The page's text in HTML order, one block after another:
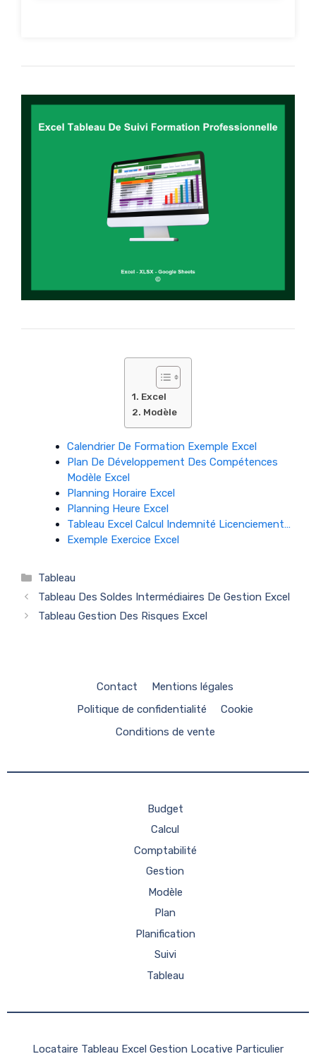
Excel
Modèle
Calendrier De Formation Exemple Excel
Plan De Développement Des Compétences
Modèle Excel
Planning Horaire Excel
Planning Heure Excel
Tableau Excel Calcul Indemnité Licenciement…
Exemple Exercice Excel
Catégories
Tableau
Tableau Des Soldes Intermédiaires De Gestion Excel
Tableau Gestion Des Risques Excel
Contact
Mentions légales
Politique de confidentialité
Cookie
Conditions de vente
Budget
Calcul
Comptabilité
Gestion
Modèle
Plan
Planification
Suivi
Tableau
Locataire Tableau Excel Gestion Locative Particulier